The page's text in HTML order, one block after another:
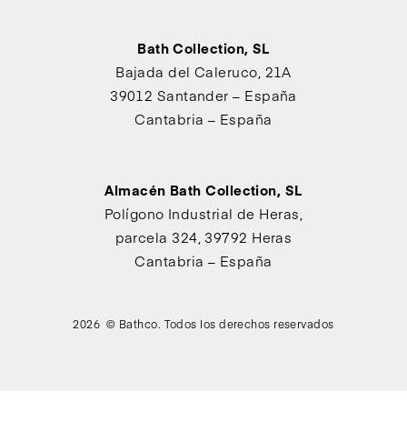
Bath Collection, SL
Bajada del Caleruco, 21A
39012 Santander – España
Cantabria – España
Almacén Bath Collection, SL
Polígono Industrial de Heras,
parcela 324, 39792 Heras
Cantabria – España
2026 © Bathco. Todos los derechos reservados